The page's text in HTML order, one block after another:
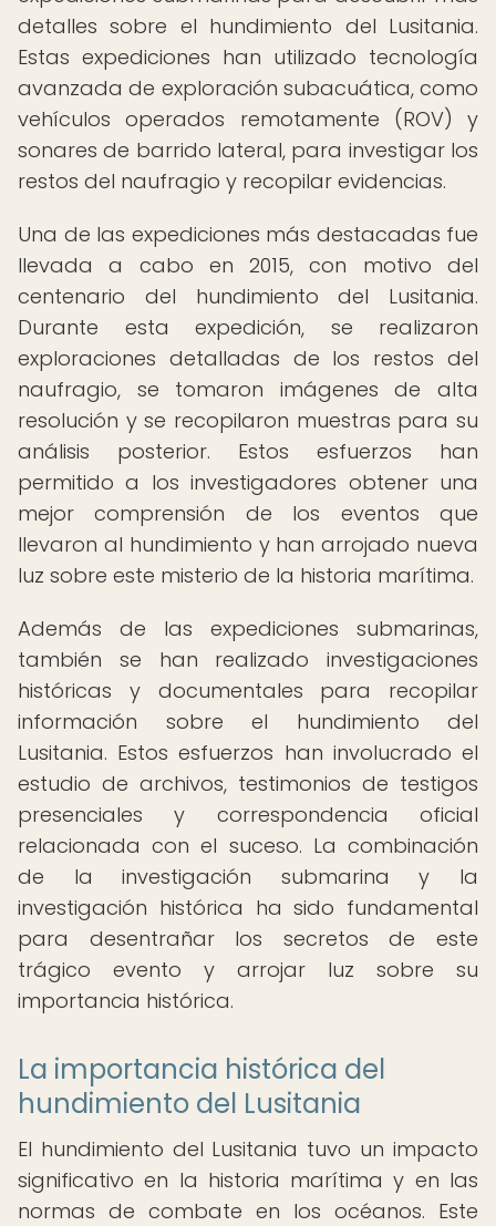
detalles sobre el hundimiento del Lusitania.
Estas expediciones han utilizado tecnología
avanzada de exploración subacuática, como
vehículos operados remotamente (ROV) y
sonares de barrido lateral, para investigar los
restos del naufragio y recopilar evidencias.
Una de las expediciones más destacadas fue
llevada a cabo en 2015, con motivo del
centenario del hundimiento del Lusitania.
Durante esta expedición, se realizaron
exploraciones detalladas de los restos del
naufragio, se tomaron imágenes de alta
resolución y se recopilaron muestras para su
análisis posterior. Estos esfuerzos han
permitido a los investigadores obtener una
mejor comprensión de los eventos que
llevaron al hundimiento y han arrojado nueva
luz sobre este misterio de la historia marítima.
Además de las expediciones submarinas,
también se han realizado investigaciones
históricas y documentales para recopilar
información sobre el hundimiento del
Lusitania. Estos esfuerzos han involucrado el
estudio de archivos, testimonios de testigos
presenciales y correspondencia oficial
relacionada con el suceso. La combinación
de la investigación submarina y la
investigación histórica ha sido fundamental
para desentrañar los secretos de este
trágico evento y arrojar luz sobre su
importancia histórica.
La importancia histórica del
hundimiento del Lusitania
El hundimiento del Lusitania tuvo un impacto
significativo en la historia marítima y en las
normas de combate en los océanos. Este